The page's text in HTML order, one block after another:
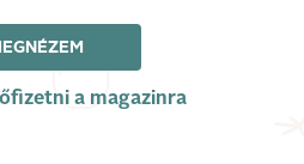
a magazinra